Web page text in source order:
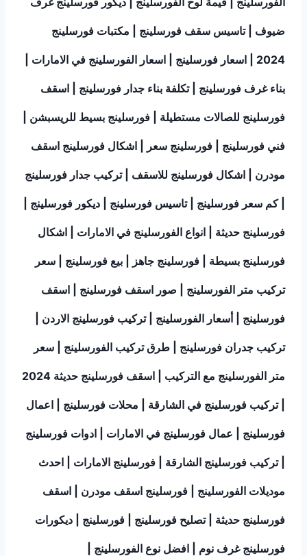
ضيوف | تاسيس سقف فورسلينج | مكتبات فورسلينج
2024 | اسعار فورسلينج | اسعار الفورسلينج في الامارات |
بناء غرف فورسلينج | تكلفة بناء جدار فورسلينج | اسقف
فورسلينج للصالات مستطيلة | فورسلينج بسيط للريسبشن |
فني فورسلينج | فورسلينج سعر | اشكال فورسلينج اسقف
مودرن | اشكال فورسلينج للاسقف | تركيب جدار فورسلينج
| كم سعر فورسلينج | تاسيس فورسلينج | ديكور فورسلينج |
فورسلينج حديثة | انواع الفورسلينج في الامارات | اشكال
فورسلينج بسيطة | فورسلينج جاهز | بيع فورسلينج | سعر
تركيب متر الفورسلينج | صور اسقف فورسلينج | اسقف
فورسلينج | أسعار الفورسلينج | تركيب فورسلينج الاردن |
تركيب جدران فورسلينج | طرق تركيب الفورسلينج | سعر
متر الفورسلينج مع التركيب | اسقف فورسلينج حديثة 2024
| تركيب فورسلينج في الشارقة | محلات فورسلينج | اعمال
فورسلينج | عمال فورسلينج في الامارات | ادوات فورسلينج
| تركيب فورسلينج الشارقة | فورسلينج الامارات | احدث
موديلات الفورسلينج | فورسلينج اسقف مودرن | اسقف
فورسلينج حديثة | تصليح فورسلينج | فورسلينج | ديكورات
فورسلينج غرف نوم | افضل نوع الفورسلينج |